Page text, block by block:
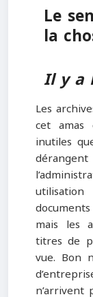
Le
la
Il y a
Les
cet amas
inutiles
mais les
titres de
vue. Bon